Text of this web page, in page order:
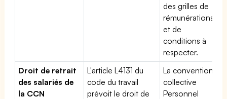
des grilles de
rémunérations
et de
conditions à
respecter.
Droit de retrait
des salariés de
la CCN
L'article L4131 du
code du travail
prévoit le droit de
La convention
collective
Personnel